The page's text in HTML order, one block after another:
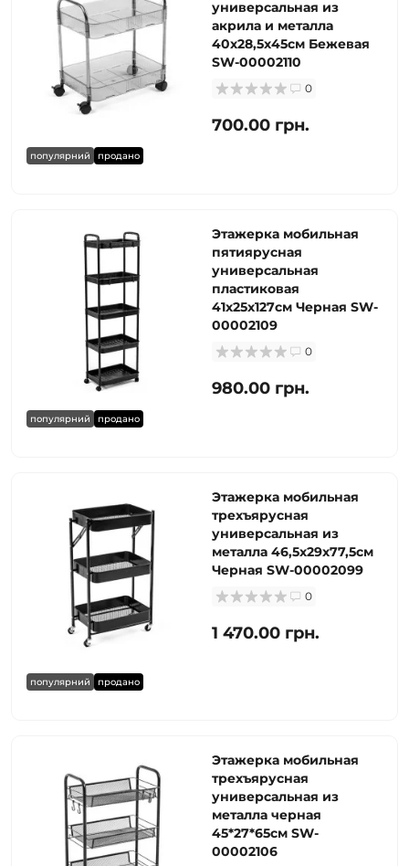
популярний продано
универсальная из
акрила и металла
40х28,5х45см Бежевая
SW-00002110
0
700.00 грн.
популярний продано
Этажерка мобильная
пятиярусная
универсальная
пластиковая
41х25х127см Черная SW-
00002109
0
980.00 грн.
популярний продано
Этажерка мобильная
трехъярусная
универсальная из
металла 46,5х29х77,5см
Черная SW-00002099
0
1 470.00 грн.
Этажерка мобильная
трехъярусная
универсальная из
металла черная
45*27*65см SW-
00002106